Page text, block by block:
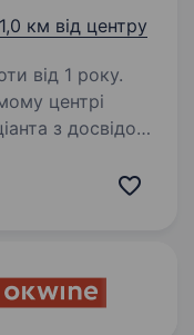
1,0 км від центру
від 1 року.
центрі
з досвідом